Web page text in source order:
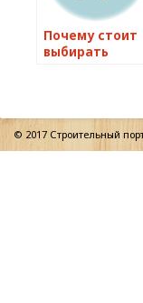
Почему стоит
выбирать
© 2017 Строительный